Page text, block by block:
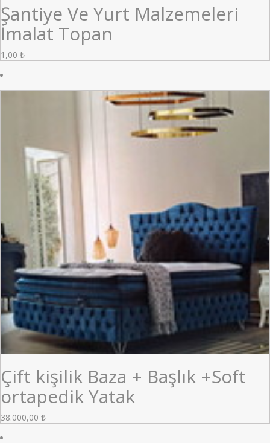
Şantiye Ve Yurt Malzemeleri
İmalat Topan
1,00 ₺
Çift kişilik Baza + Başlık +Soft
ortapedik Yatak
38.000,00 ₺